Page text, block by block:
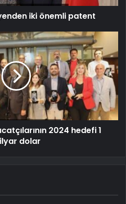
iki önemli patent
2024 hedefi 1
dolar